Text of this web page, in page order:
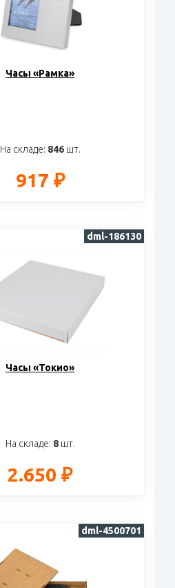
Часы «Рамка»
На складе: 846шт.
917 ₽
Часы «Токио»
На складе: 8шт.
2.650 ₽
dml-186130
dml-4500701